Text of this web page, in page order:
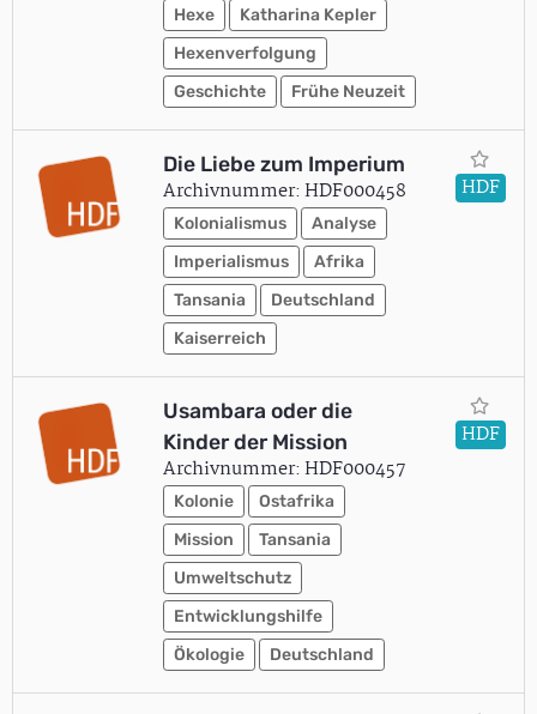
Hexe
Katharina Kepler
Hexenverfolgung
Geschichte
Frühe Neuzeit
Die Liebe zum Imperium
Archivnummer: HDF000458
Kolonialismus
Analyse
Imperialismus
Afrika
Tansania
Deutschland
Kaiserreich
HDF
Usambara oder die
Kinder der Mission
Archivnummer: HDF000457
Kolonie
Ostafrika
Mission
Tansania
Umweltschutz
Entwicklungshilfe
Ökologie
Deutschland
HDF